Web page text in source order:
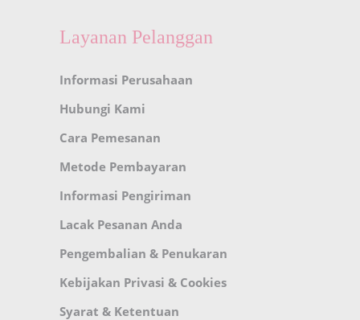
Layanan Pelanggan
Informasi Perusahaan
Hubungi Kami
Cara Pemesanan
Metode Pembayaran
Informasi Pengiriman
Lacak Pesanan Anda
Pengembalian & Penukaran
Kebijakan Privasi & Cookies
Syarat & Ketentuan